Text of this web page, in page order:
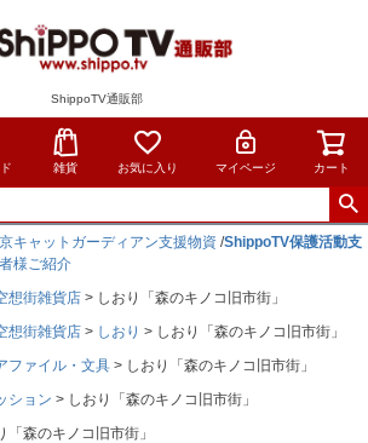
ShippoTV通販部
雑貨 お気に入り マイページ カート
キャットガーディアン支援物資 /ShippoTV保護活動支
様ご紹介
想街雑貨店
しおり「森のキノコ旧市街」
想街雑貨店 しおり
しおり「森のキノコ旧市街」
ファイル・文具
しおり「森のキノコ旧市街」
ション
しおり「森のキノコ旧市街」
「森のキノコ旧市街」